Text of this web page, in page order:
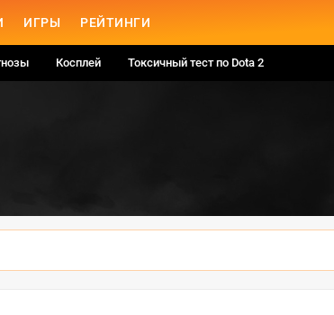
ИГРЫ РЕЙТИНГИ
Косплей Токсичный тест по Dota 2